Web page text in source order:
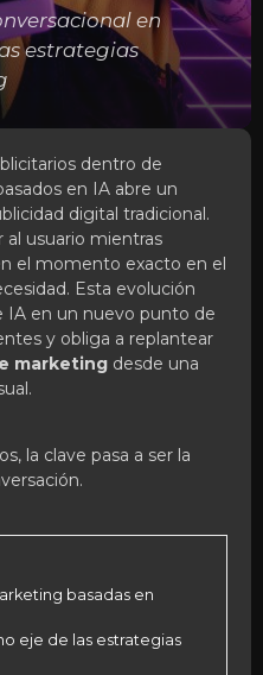
en
estrategias
dentro de
en IA abre un
digital tradicional.
usuario mientras
el momento exacto en el
Esta evolución
IA en un nuevo punto de
y obliga a replantear
marketingdesde una
la clave pasa a ser la
basadas en
eje de las estrategias